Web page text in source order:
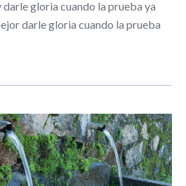
gloria cuando la prueba ya
darle gloria cuando la prueba